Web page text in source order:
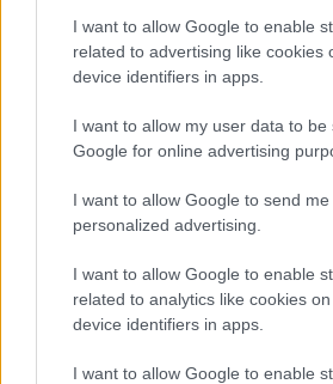
I want to allow Google to enable
related to advertising like cookies
device identifiers in apps.
I want to allow my user data to be
Google for online advertising
I want to allow Google to send me
personalized advertising.
I want to allow Google to enable
related to analytics like cookies
device identifiers in apps.
I want to allow Google to enable
HIRDETÉS
LEGOLVASOTTABB
Felújított üzletet
Auchan